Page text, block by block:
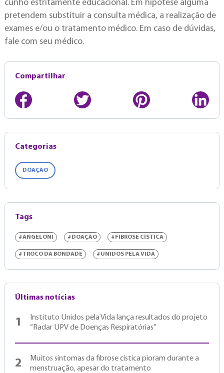
cunho estritamente educacional. Em hipótese alguma
pretendem substituir a consulta médica, a realização de
exames e/ou o tratamento médico. Em caso de dúvidas,
fale com seu médico.
Compartilhar
Categorias
DOAÇÃO
Tags
#ANGELONI #DOAÇÃO #FIBROSE CÍSTICA
#TROCO DA BONDADE #UNIDOS PELA VIDA
Últimas notícias
1
Instituto Unidos pela Vida lança resultados do projeto
“Radar UPV de Doenças Respiratórias”
2
Muitos sintomas da fibrose cística pioram durante a
menstruação, apesar do tratamento